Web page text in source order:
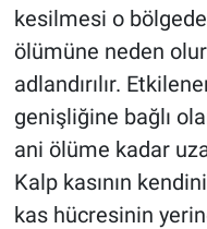
kesilmesi o
ölümüne neden
adlandırılır.
genişliğine bağlı
ani ölüme kadar
Kalp kasının
kas hücresinin